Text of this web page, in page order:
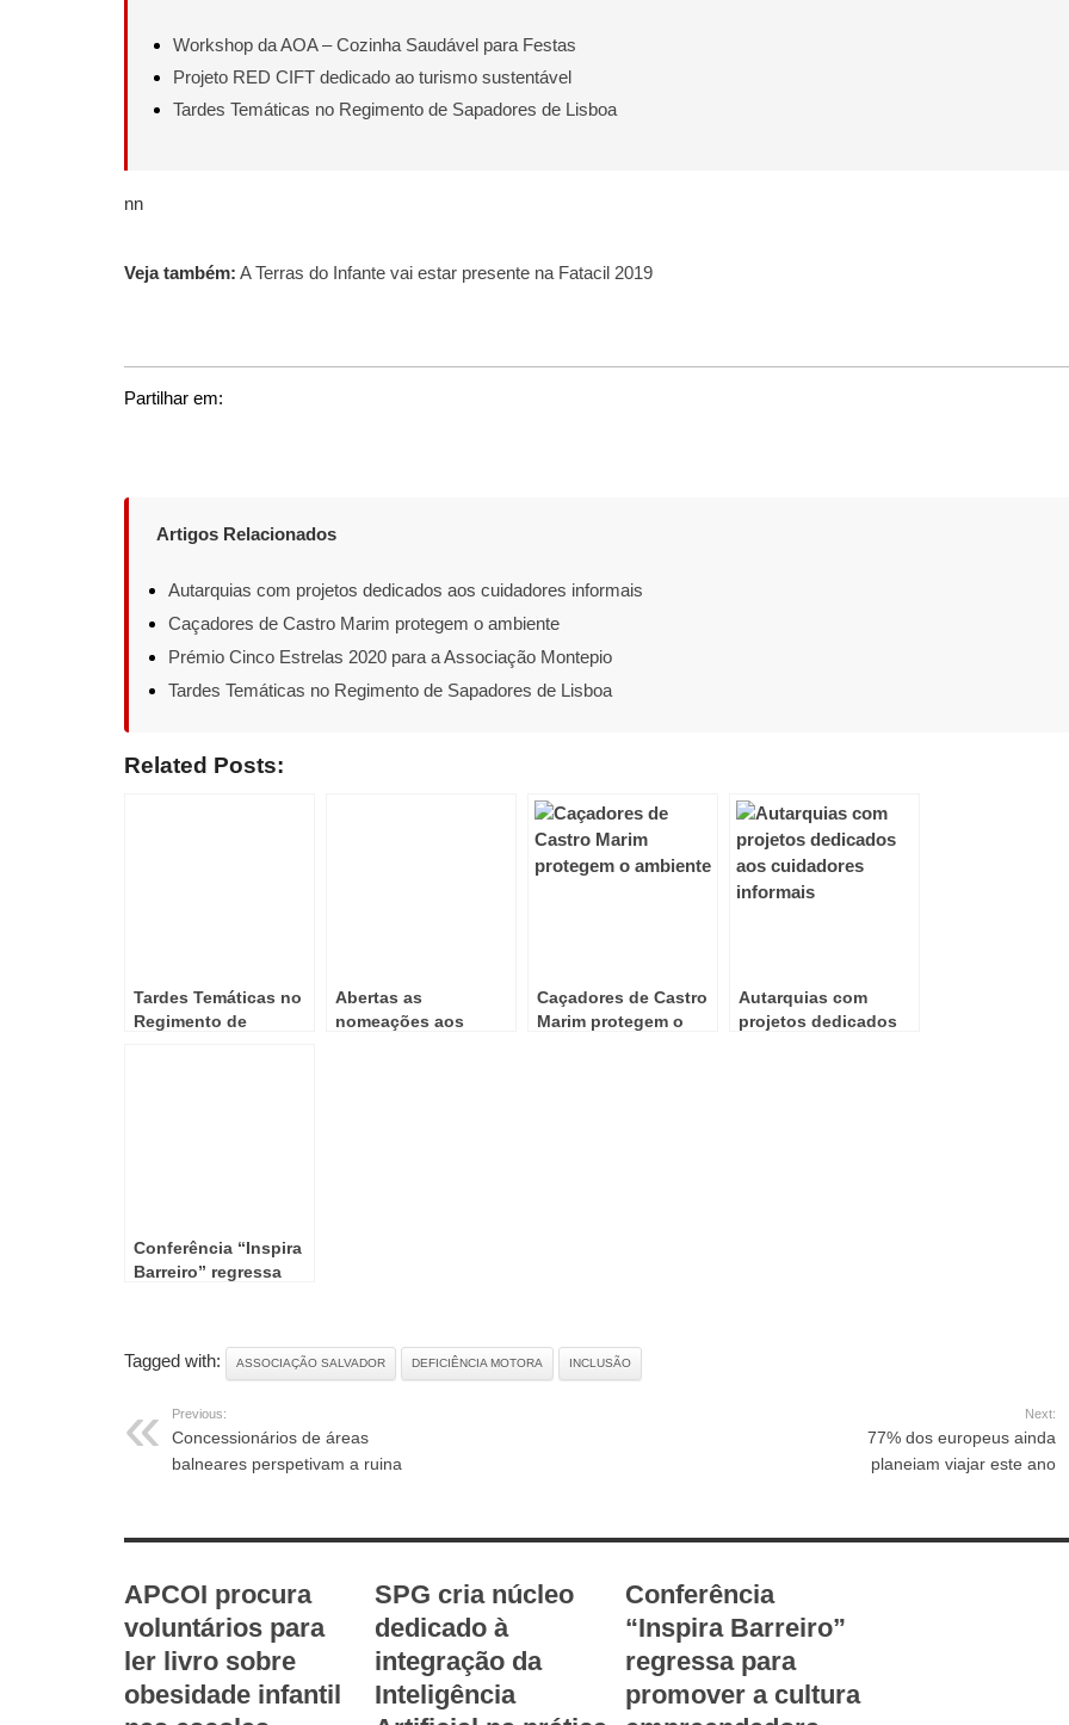
Workshop da AOA – Cozinha Saudável para Festas
Projeto RED CIFT dedicado ao turismo sustentável
Tardes Temáticas no Regimento de Sapadores de Lisboa
nn
Veja também: A Terras do Infante vai estar presente na Fatacil 2019
Partilhar em:
Artigos Relacionados
Autarquias com projetos dedicados aos cuidadores informais
Caçadores de Castro Marim protegem o ambiente
Prémio Cinco Estrelas 2020 para a Associação Montepio
Tardes Temáticas no Regimento de Sapadores de Lisboa
Related Posts:
Tardes Temáticas no
Regimento de
Abertas as
nomeações aos
Caçadores de Castro
Marim protegem o
Autarquias com
projetos dedicados
Conferência “Inspira
Barreiro” regressa
empreendedora
Tagged with: ASSOCIAÇÃO SALVADOR DEFICIÊNCIA MOTORA INCLUSÃO
Previous:
Concessionários de áreas
balneares perspetivam a ruina
Next:
77% dos europeus ainda
planeiam viajar este ano
APCOI procura
voluntários para
ler livro sobre
obesidade infantil
SPG cria núcleo
dedicado à
integração da
Inteligência
Conferência
“Inspira Barreiro”
regressa para
promover a cultura